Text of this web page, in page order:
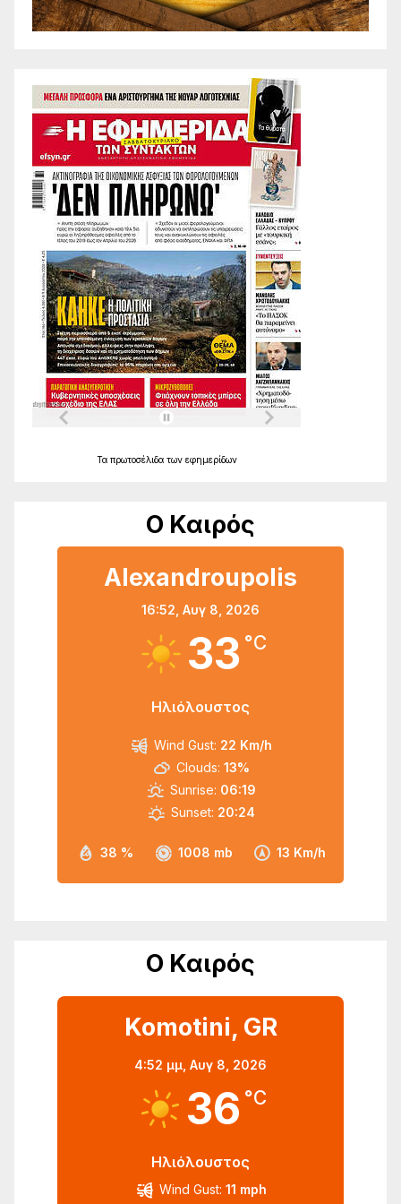
Τα πρωτοσέλιδα των εφημερίδων
Ο Καιρός
Alexandroupolis
16:52, Αυγ 8, 2026
33 °C
Ηλιόλουστος
38 % 1008 mb 13 Km/h
Wind Gust: 22 Km/h
Clouds: 13%
Sunrise: 06:19
Sunset: 20:24
Ο Καιρός
Komotini, GR
4:52 μμ, Αυγ 8, 2026
36 °C
Ηλιόλουστος
Wind Gust: 11 mph